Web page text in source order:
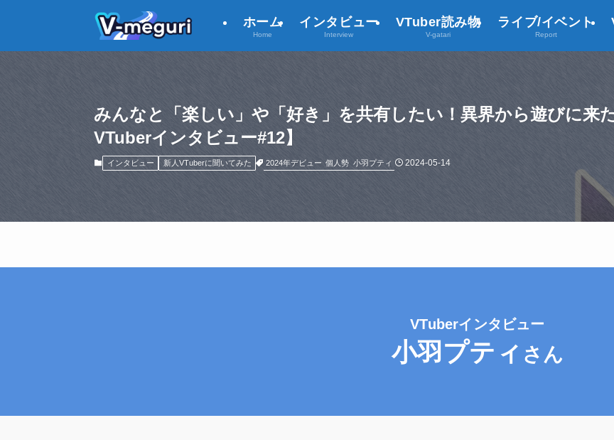
ホーム
Home
インタビュー
Interview
VTuber読み物
V-gatari
ライブ/イベント
Report
みんなと「楽しい」や「好き」を共有したい！異界から遊びに来
VTuberインタビュー#12】
インタビュー 新人VTuberに聞いてみた 2024年デビュー 個人勢 小羽プティ 2024-05-14
VTuberインタビュー
小羽プティ さん